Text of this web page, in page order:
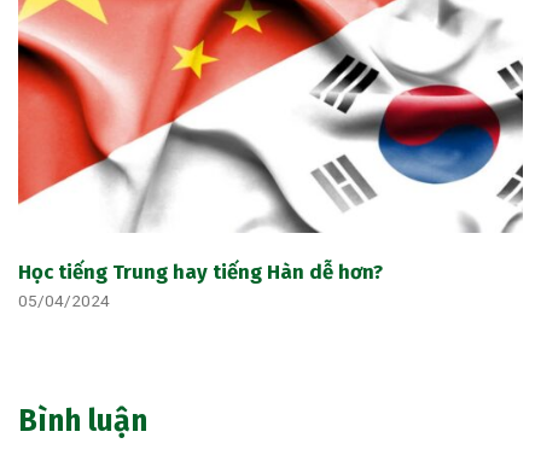
Học tiếng Trung hay tiếng Hàn dễ hơn?
05/04/2024
Bình luận